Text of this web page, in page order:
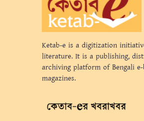
Ketab-e is a digitization
literature. It is a publishing,
archiving platform of Bengali
magazines.